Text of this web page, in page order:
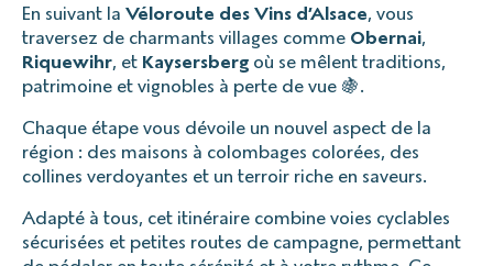
En suivant la Véloroute des Vins d’Alsace, vous
traversez de charmants villages comme Obernai,
Riquewihr, et Kaysersberg où se mêlent traditions,
patrimoine et vignobles à perte de vue 🍇.
Chaque étape vous dévoile un nouvel aspect de la
région : des maisons à colombages colorées, des
collines verdoyantes et un terroir riche en saveurs.
Adapté à tous, cet itinéraire combine voies cyclables
sécurisées et petites routes de campagne, permettant